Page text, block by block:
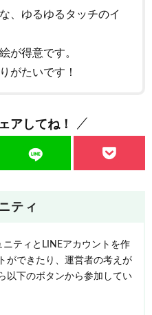
、ゆるゆるタッチのイ
が得意です。
がたいです！
アしてね！
ティ
ティとLINEアカウントを作
ができたり、運営者の考えが
以下のボタンから参加してい